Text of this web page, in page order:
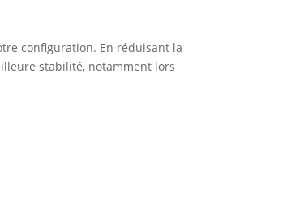
configuration. En réduisant la
stabilité, notamment lors